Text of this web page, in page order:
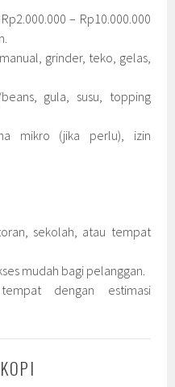
Rp2.000.000 – Rp10.000.000
grinder, teko, gelas,
gula, susu, topping
mikro (jika perlu), izin
sekolah, atau tempat
mudah bagi pelanggan.
dengan estimasi